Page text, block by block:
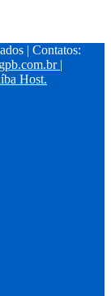
| Contatos:
Host.